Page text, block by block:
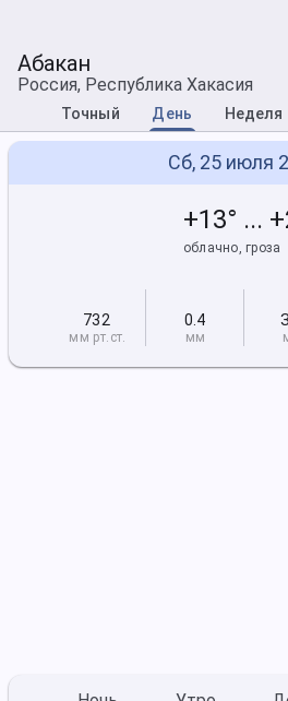
Абакан
Россия, Республика Хакасия
Точный День Неделя
Сб, 25 июля
+13° ...
облачно, гроза
732
мм рт.ст.
0.4
мм
З